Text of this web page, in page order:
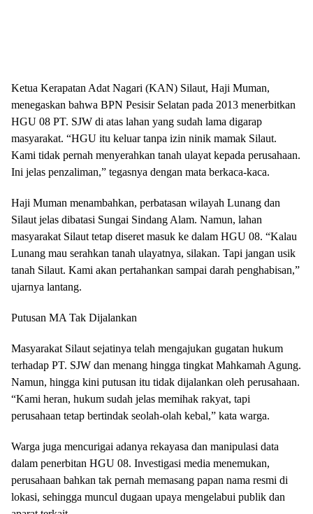
Ketua Kerapatan Adat Nagari (KAN) Silaut, Haji Muman,
menegaskan bahwa BPN Pesisir Selatan pada 2013 menerbitkan
HGU 08 PT. SJW di atas lahan yang sudah lama digarap
masyarakat. “HGU itu keluar tanpa izin ninik mamak Silaut.
Kami tidak pernah menyerahkan tanah ulayat kepada perusahaan.
Ini jelas penzaliman,” tegasnya dengan mata berkaca-kaca.
Haji Muman menambahkan, perbatasan wilayah Lunang dan
Silaut jelas dibatasi Sungai Sindang Alam. Namun, lahan
masyarakat Silaut tetap diseret masuk ke dalam HGU 08. “Kalau
Lunang mau serahkan tanah ulayatnya, silakan. Tapi jangan usik
tanah Silaut. Kami akan pertahankan sampai darah penghabisan,”
ujarnya lantang.
Putusan MA Tak Dijalankan
Masyarakat Silaut sejatinya telah mengajukan gugatan hukum
terhadap PT. SJW dan menang hingga tingkat Mahkamah Agung.
Namun, hingga kini putusan itu tidak dijalankan oleh perusahaan.
“Kami heran, hukum sudah jelas memihak rakyat, tapi
perusahaan tetap bertindak seolah-olah kebal,” kata warga.
Warga juga mencurigai adanya rekayasa dan manipulasi data
dalam penerbitan HGU 08. Investigasi media menemukan,
perusahaan bahkan tak pernah memasang papan nama resmi di
lokasi, sehingga muncul dugaan upaya mengelabui publik dan